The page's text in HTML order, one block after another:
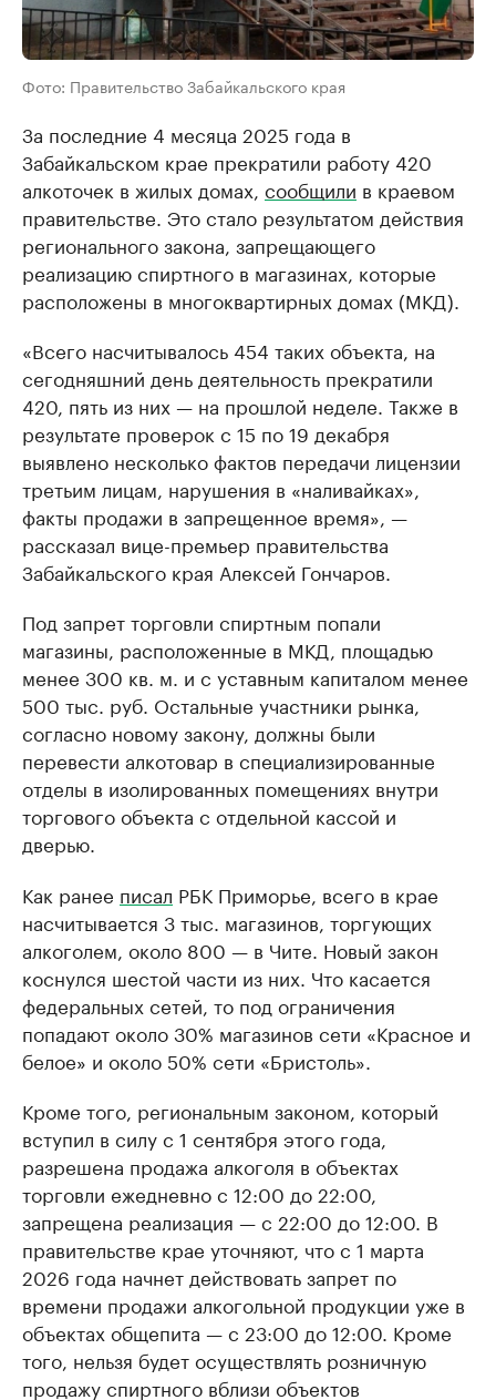
Фото: Правительство Забайкальского края
За последние 4 месяца 2025 года в
Забайкальском крае прекратили работу 420
алкоточек в жилых домах, сообщили в краевом
правительстве. Это стало результатом действия
регионального закона, запрещающего
реализацию спиртного в магазинах, которые
расположены в многоквартирных домах (МКД).
«Всего насчитывалось 454 таких объекта, на
сегодняшний день деятельность прекратили
420, пять из них — на прошлой неделе. Также в
результате проверок с 15 по 19 декабря
выявлено несколько фактов передачи лицензии
третьим лицам, нарушения в «наливайках»,
факты продажи в запрещенное время», —
рассказал вице-премьер правительства
Забайкальского края Алексей Гончаров.
Под запрет торговли спиртным попали
магазины, расположенные в МКД, площадью
менее 300 кв. м. и с уставным капиталом менее
500 тыс. руб. Остальные участники рынка,
согласно новому закону, должны были
перевести алкотовар в специализированные
отделы в изолированных помещениях внутри
торгового объекта с отдельной кассой и
дверью.
Как ранее писал РБК Приморье, всего в крае
насчитывается 3 тыс. магазинов, торгующих
алкоголем, около 800 — в Чите. Новый закон
коснулся шестой части из них. Что касается
федеральных сетей, то под ограничения
попадают около 30% магазинов сети «Красное и
белое» и около 50% сети «Бристоль».
Кроме того, региональным законом, который
вступил в силу с 1 сентября этого года,
разрешена продажа алкоголя в объектах
торговли ежедневно с 12:00 до 22:00,
запрещена реализация — с 22:00 до 12:00. В
правительстве крае уточняют, что с 1 марта
2026 года начнет действовать запрет по
времени продажи алкогольной продукции уже в
объектах общепита — с 23:00 до 12:00. Кроме
того, нельзя будет осуществлять розничную
продажу спиртного вблизи объектов